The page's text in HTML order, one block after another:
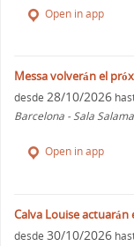
Open in app
Messa volverán el
desde 28/10/2026
Barcelona - Sala
Open in app
Calva Louise
desde 30/10/2026